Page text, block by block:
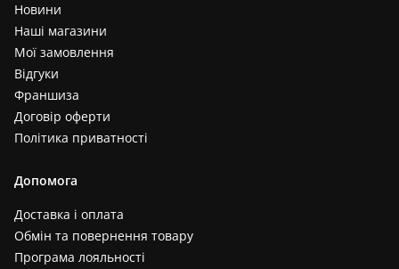
Новини
Наші магазини
Мої замовлення
Відгуки
Франшиза
Договір оферти
Політика приватності
Допомога
Доставка і оплата
Обмін та повернення товару
Програма лояльності